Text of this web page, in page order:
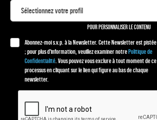
POUR PERSONNALISER LE CONTENU
Abonnez-moi s.v.p. à la Newsletter. Cette Newsletter est pistée
; pour plus d'information, veuillez examiner notrePolitique de
Confidentialité. Vous pouvez vous exclure à tout moment de ce
processus en cliquant sur le lien qui figure au bas de chaque
newsletter.